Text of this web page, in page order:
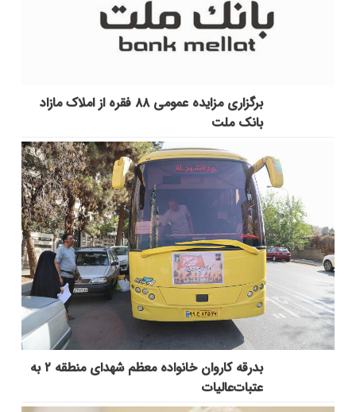
برگزاری مزایده عمومی ۸۸ فقره از املاک مازاد
بانک ملت
بدرقه کاروان خانواده معظم شهدای منطقه ۲ به
عتبات‌عالیات